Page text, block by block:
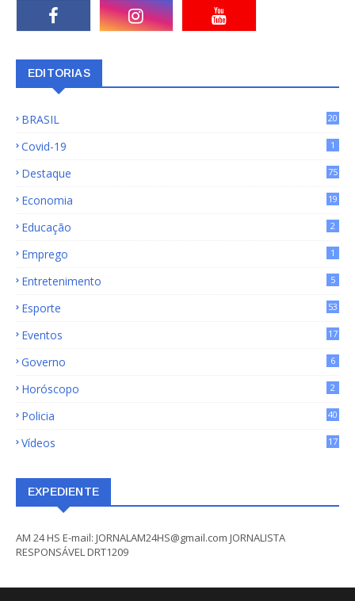
EDITORIAS
BRASIL
20
Covid-19 1
Destaque
75
Economia
19
Educação 2
Emprego 1
Entretenimento 5
Esporte 53
Eventos 17
Governo 6
Horóscopo 2
Policia 40
Vídeos 17
EXPEDIENTE
AM 24 HS E-mail: JORNALAM24HS@gmail.com JORNALISTA
RESPONSÁVEL DRT1209